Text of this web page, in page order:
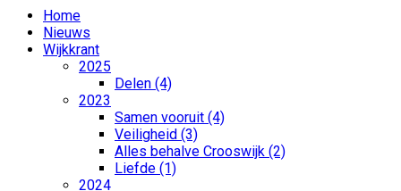
Home
Nieuws
Wijkkrant
2025
Delen (4)
2023
Samen vooruit (4)
Veiligheid (3)
Alles behalve Crooswijk (2)
Liefde (1)
2024